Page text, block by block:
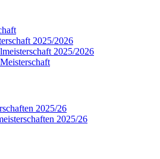
2025/2026
2025/2026
2025/26
2025/26